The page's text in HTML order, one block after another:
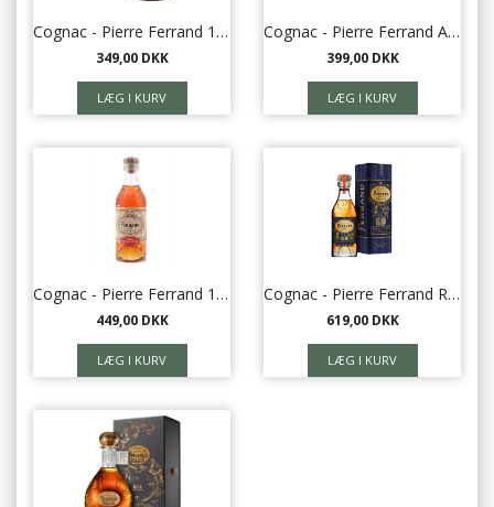
Cognac - Pierre Ferrand 10 Generations 46%
349,00 DKK
Cognac - Pierre Ferrand Ambre 40%
399,00 DKK
Cognac - Pierre Ferrand 1840 45%
449,00 DKK
Cognac - Pierre Ferrand Reserve Double Cask 42,3%
619,00 DKK